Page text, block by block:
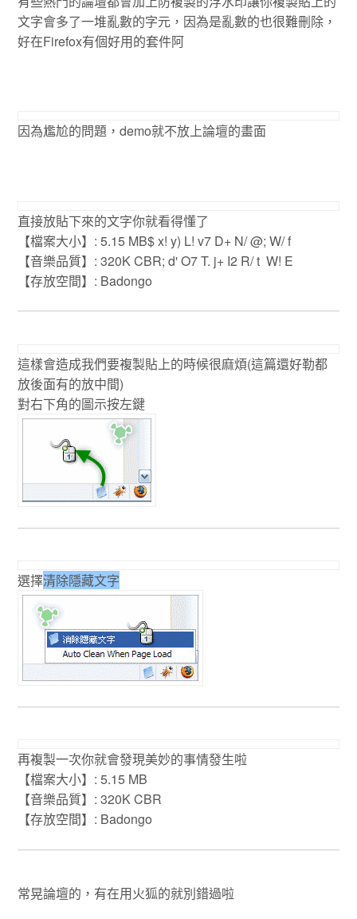
文字會多了一堆亂數的字元，因為是亂數的也很難刪除，
好在Firefox有個好用的套件阿
因為尷尬的問題，demo就不放上論壇的畫面
直接放貼下來的文字你就看得懂了
【檔案大小】: 5.15 MB$ x! y) L! v7 D+ N/ @; W/ f
【音樂品質】: 320K CBR; d' O7 T. j+ I2 R/ t W! E
【存放空間】: Badongo
這樣會造成我們要複製貼上的時候很麻煩(這篇還好勒都
放後面有的放中間)
對右下角的圖示按左鍵
選擇清除隱藏文字
再複製一次你就會發現美妙的事情發生啦
【檔案大小】: 5.15 MB
【音樂品質】: 320K CBR
【存放空間】: Badongo
常晃論壇的，有在用火狐的就別錯過啦